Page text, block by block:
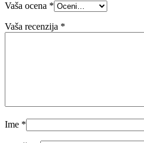
Vaša ocena *
Vaša recenzija *
Ime *